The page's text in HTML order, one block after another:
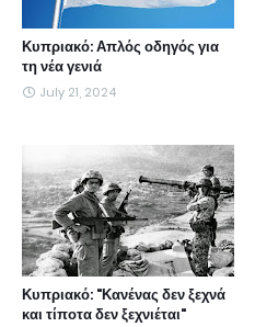
Κυπριακό: Απλός οδηγός για
τη νέα γενιά
July 21, 2024
Κυπριακό: "Κανένας δεν ξεχνά
και τίποτα δεν ξεχνιέται"